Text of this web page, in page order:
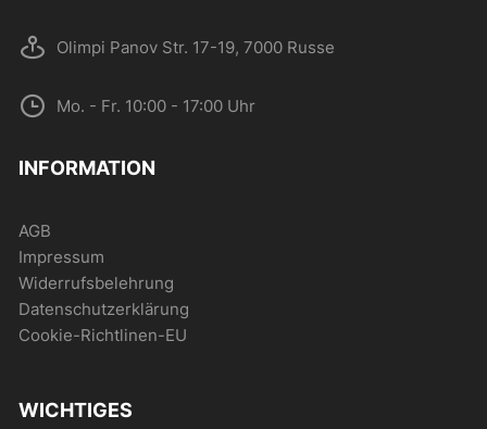
Olimpi Panov Str. 17-19, 7000 Russe
Mo. - Fr. 10:00 - 17:00 Uhr
INFORMATION
AGB
Impressum
Widerrufsbelehrung
Datenschutzerklärung
Cookie-Richtlinen-EU
WICHTIGES